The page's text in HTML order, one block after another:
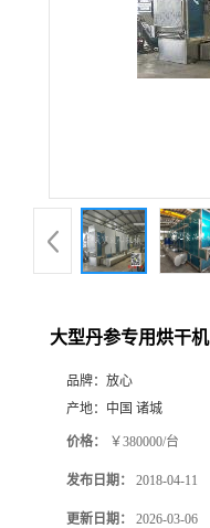
大型丹参专用烘干机
品牌： 放心
产地： 中国 诸城
价格： ￥380000/台
发布日期： 2018-04-11
更新日期： 2026-03-06